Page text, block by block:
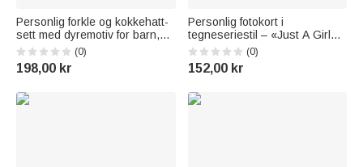
Personlig forkle og kokkehatt-
sett med dyremotiv for barn,
justerbar størrelse, med
lomme, navn og tittel – perfekt
som gave til bakst, skolestart
jenter
(0)
198,00 kr
Personlig fotokort i
tegneseriestil – «Just A Girl
Who Loves Traveling» –
bagasjelapp med navn,
reisetilbehør, ferie- og
reiseentusiaster
(0)
152,00 kr